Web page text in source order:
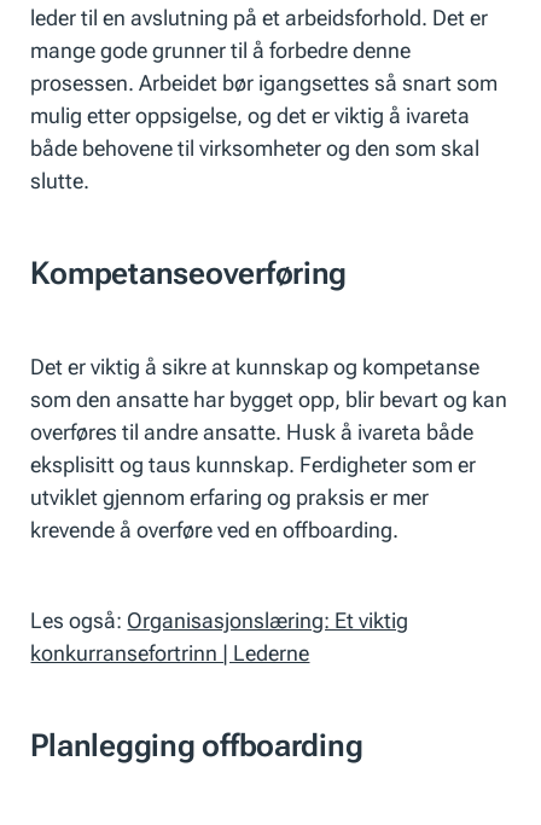
leder til en avslutning på et arbeidsforhold. Det er
mange gode grunner til å forbedre denne
prosessen. Arbeidet bør igangsettes så snart som
mulig etter oppsigelse, og det er viktig å ivareta
både behovene til virksomheter og den som skal
slutte.
Kompetanseoverføring
Det er viktig å sikre at kunnskap og kompetanse
som den ansatte har bygget opp, blir bevart og kan
overføres til andre ansatte. Husk å ivareta både
eksplisitt og taus kunnskap. Ferdigheter som er
utviklet gjennom erfaring og praksis er mer
krevende å overføre ved en offboarding.
Les også: Organisasjonslæring: Et viktig
konkurransefortrinn | Lederne
Planlegging offboarding